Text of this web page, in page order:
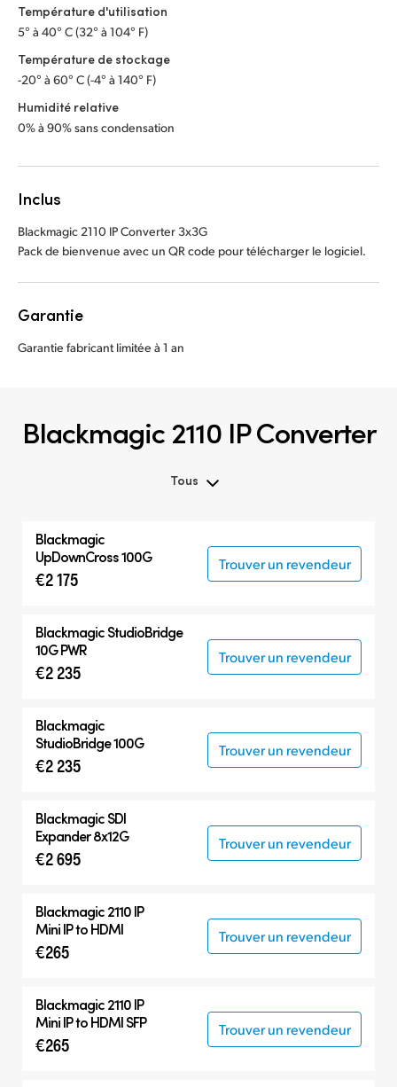
Température d'utilisation
5° à 40° C (32° à 104° F)
Température de stockage
-20° à 60° C (-4° à 140° F)
Humidité relative
0% à 90% sans condensation
Inclus
Blackmagic 2110 IP Converter 3x3G
Pack de bienvenue avec un QR code pour télécharger le logiciel.
Garantie
Garantie fabricant limitée à 1 an
Blackmagic 2110 IP Converter
Tous
Blackmagic
UpDownCross 100G
€2 175
Trouver un revendeur
BlackmagicStudioBridge
10G PWR
€2 235
Trouver un revendeur
Blackmagic
StudioBridge 100G
€2 235
Trouver un revendeur
BlackmagicSDI
Expander 8x12G
€2 695
Trouver un revendeur
Blackmagic 2110 IP
Mini IP to HDMI
€265
Trouver un revendeur
Blackmagic 2110 IP
Mini IP to HDMI SFP
€265
Trouver un revendeur